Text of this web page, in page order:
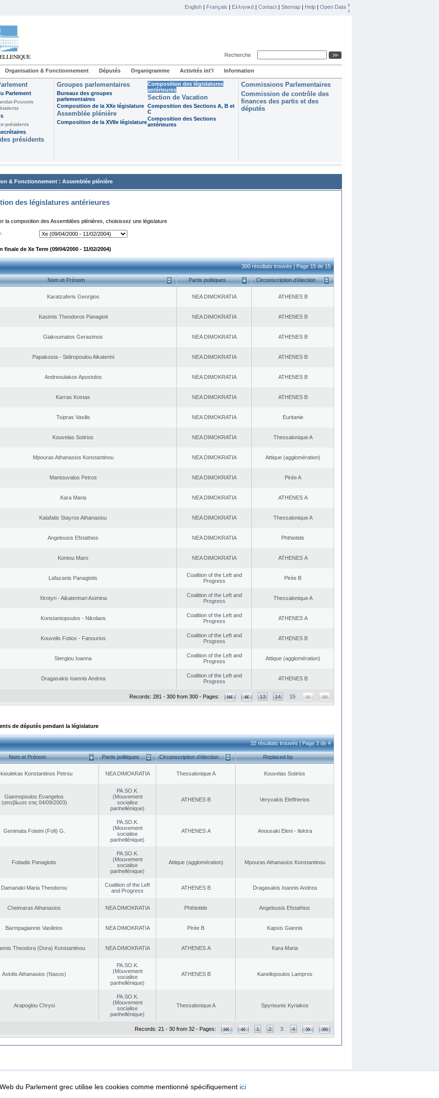
English | Français | Ελληνικά | Contact | Sitemap | Help | Open Data
Recherche
Organisation & Fonctionnement Députés Organigramme Activités int'l Information
Parlement
Pouvoirs
présidents
présidents
Groupes parlementaires
Bureaux des groupes
parlementaires
Composition de la XXe législature
Assemblée plénière
Composition de la XVIIe législature
Composition des législatures
antérieures
Section de Vacation
Composition des Sections A, B et
C
Composition des Sections
antérieures
Commissions Parlementaires
Commission de contrôle des
finances des partis et des
députés
& Fonctionnement : Assemblée plénière
des législatures antérieures
la composition des Assemblées plénières, choisissez une législature
de Xe Term (09/04/2000 - 11/02/2004)
300 résultats trouvés | Page 15 de 15
Nom et Prénom Partis politiques Circonscription d’élection
Karatzaferis Georgios NEA DΙMOKRATIA ATHENES Β
Kasimis Theodoros Panagioti NEA DΙMOKRATIA ATHENES Β
Giakoumatos Gerasimos NEA DΙMOKRATIA ATHENES Β
Papakosta - Sidiropoulou Aikaterini NEA DΙMOKRATIA ATHENES Β
Andreoulakos Apostolos NEA DΙMOKRATIA ATHENES Β
Karras Kostas NEA DΙMOKRATIA ATHENES Β
Tsipras Vasilis NEA DΙMOKRATIA Euritanie
Kouvelas Sotirios NEA DΙMOKRATIA Thessalonique A
Mpouras Athanasios Konstantinou NEA DΙMOKRATIA Αttique (agglomération)
Mantouvalos Petros NEA DΙMOKRATIA Pirée A
Kara Maria NEA DΙMOKRATIA ATHENES Α
Kalafatis Stayros Athanasiou NEA DΙMOKRATIA Thessalonique A
Angelousis Efstathios NEA DΙMOKRATIA Phthiotide
Kontou Maro NEA DΙMOKRATIA ATHENES Α
Lafazanis Panagiotis
Coalition of the Left and
Progress
Pirée B
Xirotyri - Aikaterinari Asimina
Coalition of the Left and
Progress
Thessalonique A
Konstantopoulos - Nikolaos
Coalition of the Left and
Progress
ATHENES Α
Kouvelis Fotios - Fanourios
Coalition of the Left and
Progress
ATHENES Β
Stergiou Ioanna
Coalition of the Left and
Progress
Αttique (agglomération)
Dragasakis Ioannis Andrea
Coalition of the Left and
Progress
ATHENES Β
Records: 281 - 300 from 300 - Pages: 13 14 15
de députés pendant la législature
32 résultats trouvés | Page 3 de 4
Nom et Prénom Partis politiques Circonscription d’élection Replaced by
Konstantinos Petrou NEA DΙMOKRATIA Thessalonique A Kouvelas Sotirios
Giannopoulos Evangelos
(απεβίωσε στις 04/09/2003)
PA.SO.K.
(Mouvement
socialise
panhellénique)
ATHENES Β Veryvakis Eleftherios
Genimata Foteini (Fofi) G.
PA.SO.K.
(Mouvement
socialise
panhellénique)
ATHENES Α Anousaki Eleni - Ilektra
Fotiadis Panagiotis
PA.SO.K.
(Mouvement
socialise
panhellénique)
Αttique (agglomération) Mpouras Athanasios Konstantinou
Damanaki Maria Theodorou
Coalition of the Left
and Progress
ATHENES Β Dragasakis Ioannis Andrea
Cheimaras Athanasios NEA DΙMOKRATIA Phthiotide Angelousis Efstathios
Barmpagiannis Vasileios NEA DΙMOKRATIA Pirée B Kapsis Giannis
Theodora (Dora) Konstantinou NEA DΙMOKRATIA ATHENES Α Kara Maria
Askitis Athanasios (Nasos)
PA.SO.K.
(Mouvement
socialise
panhellénique)
ATHENES Β Kanellopoulos Lampros
Arapoglou Chrysi
PA.SO.K.
(Mouvement
socialise
panhellénique)
Thessalonique A Spyriounis Kyriakos
Records: 21 - 30 from 32 - Pages: 1 2 3 4
Protection Security & Access
du Parlement grec utilise les cookies comme mentionné spécifiquement ici